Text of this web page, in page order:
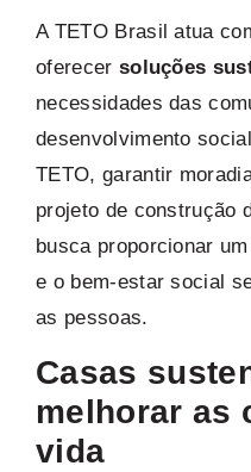
A TETO Brasil atua
oferecer soluções
necessidades das
desenvolvimento
TETO, garantir
projeto de construção
busca proporcionar
e o bem-estar social
as pessoas.
Casas
melhorar as
vida